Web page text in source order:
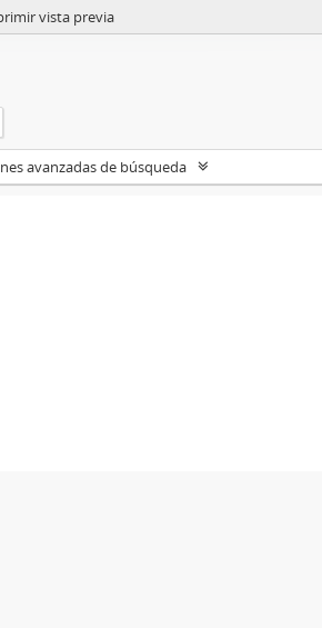
vista previa
avanzadas de búsqueda